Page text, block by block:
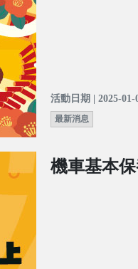
活動日期 | 2025-01-
最新消息
機車基本